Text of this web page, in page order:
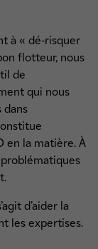
à « dé-risquer
flotteur, nous
de
qui nous
en la matière. À
d’aider la
les expertises.